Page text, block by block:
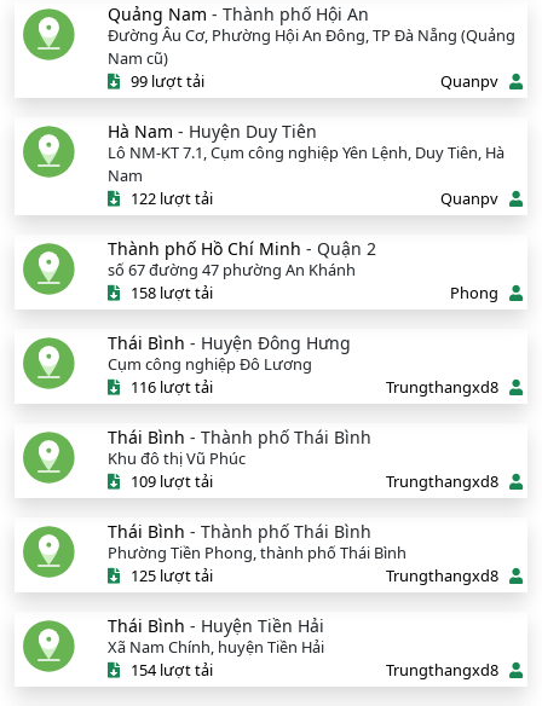
Quảng Nam - Thành phố Hội An
Đường Âu Cơ, Phường Hội An Đông, TP Đà Nẵng (Quảng
Nam cũ)
99 lượt tải
Quanpv
Hà Nam - Huyện Duy Tiên
Lô NM-KT 7.1, Cụm công nghiệp Yên Lệnh, Duy Tiên, Hà
Nam
122 lượt tải
Quanpv
Thành phố Hồ Chí Minh - Quận 2
số 67 đường 47 phường An Khánh
158 lượt tải
Phong
Thái Bình - Huyện Đông Hưng
Cụm công nghiệp Đô Lương
116 lượt tải
Trungthangxd8
Thái Bình - Thành phố Thái Bình
Khu đô thị Vũ Phúc
109 lượt tải
Trungthangxd8
Thái Bình - Thành phố Thái Bình
Phường Tiền Phong, thành phố Thái Bình
125 lượt tải
Trungthangxd8
Thái Bình - Huyện Tiền Hải
Xã Nam Chính, huyện Tiền Hải
154 lượt tải
Trungthangxd8